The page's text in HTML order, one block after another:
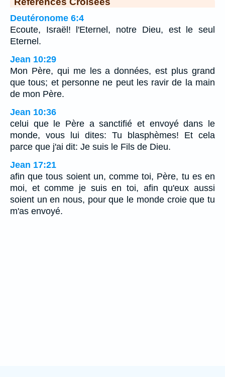
Deutéronome 6:4
Ecoute, Israël! l'Eternel, notre Dieu, est le seul
Eternel.
Jean 10:29
Mon Père, qui me les a données, est plus grand
que tous; et personne ne peut les ravir de la main
de mon Père.
Jean 10:36
celui que le Père a sanctifié et envoyé dans le
monde, vous lui dites: Tu blasphèmes! Et cela
parce que j'ai dit: Je suis le Fils de Dieu.
Jean 17:21
afin que tous soient un, comme toi, Père, tu es en
moi, et comme je suis en toi, afin qu'eux aussi
soient un en nous, pour que le monde croie que tu
m'as envoyé.